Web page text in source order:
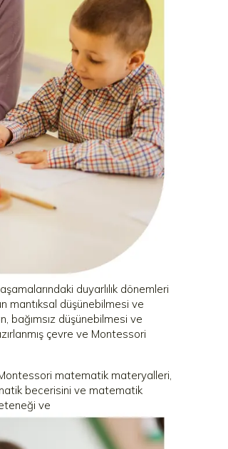
duyarlılık dönemleri
mantıksal düşünebilmesi ve
bağımsız düşünebilmesi ve
çevre ve Montessori
matematik materyalleri,
becerisini ve matematik
ve